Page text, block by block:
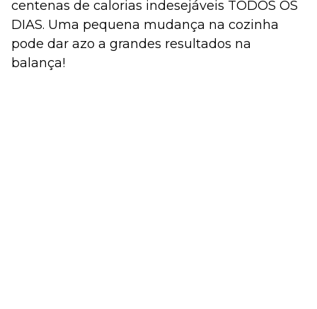
centenas de calorias indesejáveis TODOS OS
DIAS. Uma pequena mudança na cozinha
pode dar azo a grandes resultados na
balança!